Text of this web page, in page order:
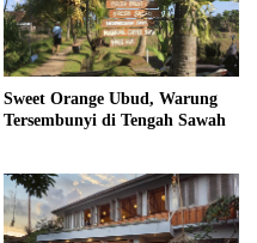
Sweet Orange Ubud, Warung
Tersembunyi di Tengah Sawah